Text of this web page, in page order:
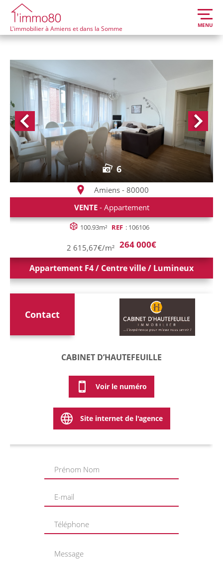
L'immobilier à Amiens et dans la Somme MENU
6
Amiens - 80000
VENTE- Appartement
100.93m² REF : 106106
2 615,67€/m² 264 000€
Appartement F4 / Centre ville / Lumineux
Contact
CABINET D’HAUTEFEUILLE
Voir le numéro
Site internet de l'agence